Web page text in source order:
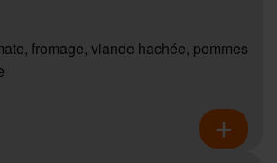
fromage, viande hachée, pommes